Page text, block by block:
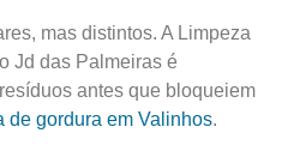
mas distintos. A Limpeza
Jd das Palmeiras é
antes que bloqueiem
de gordura em Valinhos.